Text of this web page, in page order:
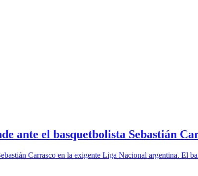
ante el basquetbolista Sebastián
Carrasco en la exigente Liga Nacional argentina. El